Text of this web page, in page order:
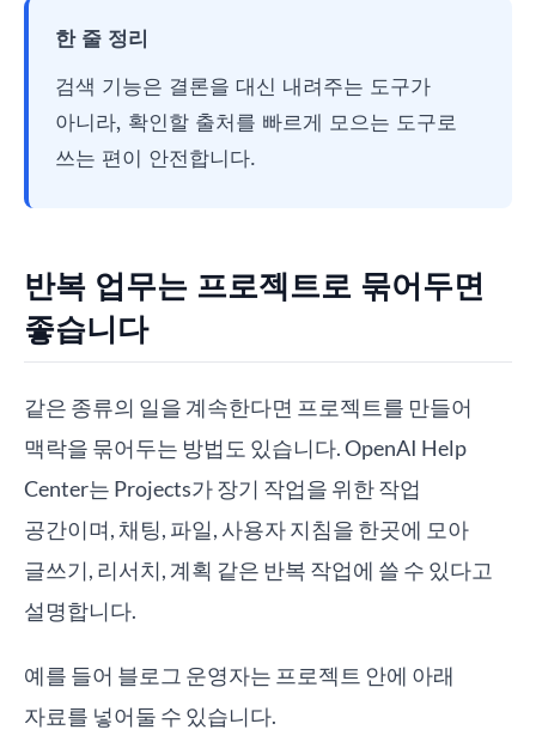
한 줄 정리
검색 기능은 결론을 대신 내려주는 도구가
아니라, 확인할 출처를 빠르게 모으는 도구로
쓰는 편이 안전합니다.
반복 업무는 프로젝트로 묶어두면
좋습니다
같은 종류의 일을 계속한다면 프로젝트를 만들어
맥락을 묶어두는 방법도 있습니다. OpenAI Help
Center는 Projects가 장기 작업을 위한 작업
공간이며, 채팅, 파일, 사용자 지침을 한곳에 모아
글쓰기, 리서치, 계획 같은 반복 작업에 쓸 수 있다고
설명합니다.
예를 들어 블로그 운영자는 프로젝트 안에 아래
자료를 넣어둘 수 있습니다.